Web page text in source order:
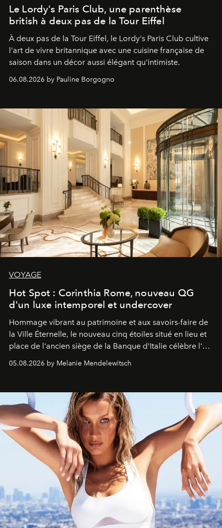
Le Lordy's Paris Club, une parenthèse
british à deux pas de la Tour Eiffel
À deux pas de la Tour Eiffel, le Lordy's Paris Club cultive
l'art de vivre britannique avec une cuisine française de
saison dans un décor aussi élégant qu'intimiste.
06.08.2026 by Pauline Borgogno
VOYAGE
Hot Spot : Corinthia Rome, nouveau QG
d'un luxe intemporel et undercover
Hommage vibrant au patrimoine et aux savoirs-faire de
la Ville Éternelle, le nouveau cinq étoiles situé en lieu et
place de l'ancien siège de la Banque d'Italie célèbre l'art
05.08.2026 by Melanie Mendelewitsch